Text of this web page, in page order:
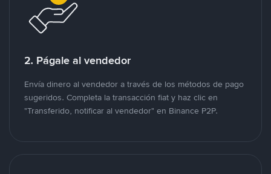
2. Págale al vendedor
Envía dinero al vendedor a través de los métodos de pago
sugeridos. Completa la transacción fiat y haz clic en
"Transferido, notificar al vendedor" en Binance P2P.